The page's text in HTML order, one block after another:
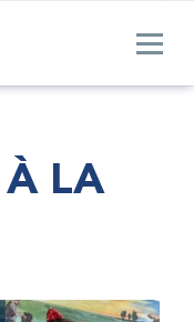
LA